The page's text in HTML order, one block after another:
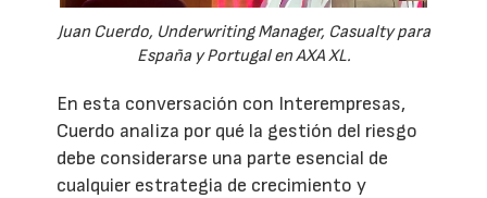
Juan Cuerdo, Underwriting Manager, Casualty para
España y Portugal en AXA XL.
En esta conversación con Interempresas,
Cuerdo analiza por qué la gestión del riesgo
debe considerarse una parte esencial de
cualquier estrategia de crecimiento y